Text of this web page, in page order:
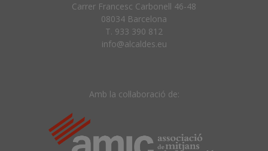
Carrer Francesc Carbonell 46-48
08034 Barcelona
T. 933 390 812
info@alcaldes.eu
Amb la col·laboració de: